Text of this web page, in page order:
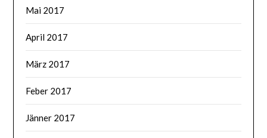
Mai 2017
April 2017
März 2017
Feber 2017
Jänner 2017